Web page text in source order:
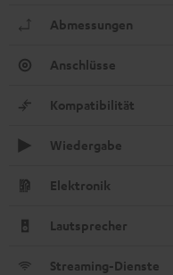
Abmessungen
Anschlüsse
Kompatibilität
Wiedergabe
Elektronik
Lautsprecher
Streaming-Dienste